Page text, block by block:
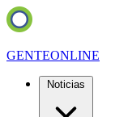
GENTEONLINE
Noticias